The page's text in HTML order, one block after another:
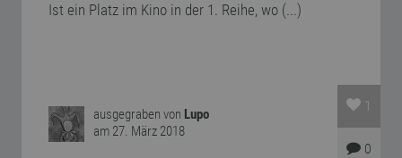
Ist ein Platz im Kino in der 1. Reihe, wo (...)
ausgegraben von Lupo
am 27. März 2018
1
0